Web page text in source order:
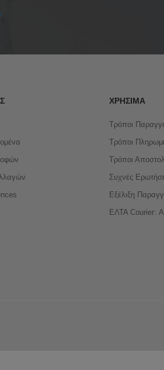
ΧΡΉΣΙΜΑ
Τρόποι
Τρόποι
Τρόποι
Συχνές
Εξέλιξη
ΕΛΤΑ Courier: